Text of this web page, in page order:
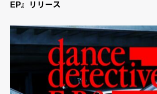
EP』リリース